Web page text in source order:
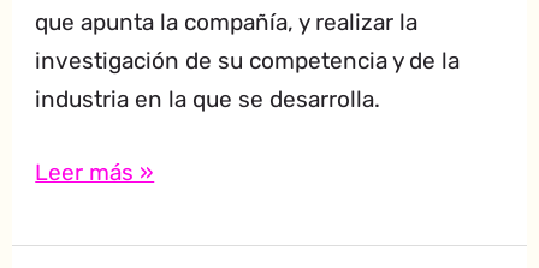
que apunta la compañía, y realizar la
investigación de su competencia y de la
industria en la que se desarrolla.
Leer más »